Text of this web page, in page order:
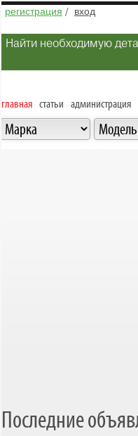
регистрация / вход
Найти необходимую
главная статьи администрация
Последние